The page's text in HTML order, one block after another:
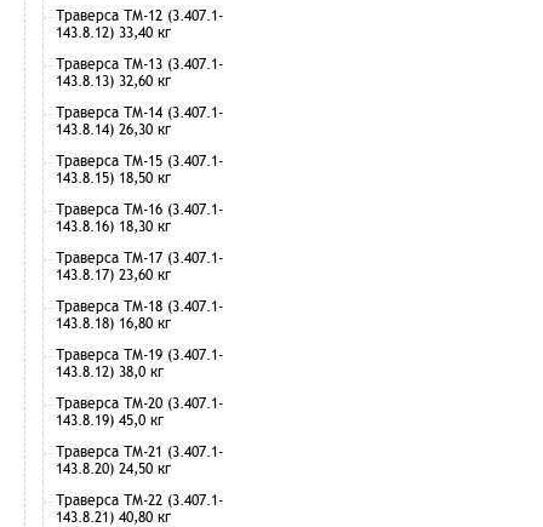
Траверса ТМ-12 (3.407.1-
143.8.12) 33,40 кг
Траверса ТМ-13 (3.407.1-
143.8.13) 32,60 кг
Траверса ТМ-14 (3.407.1-
143.8.14) 26,30 кг
Траверса ТМ-15 (3.407.1-
143.8.15) 18,50 кг
Траверса ТМ-16 (3.407.1-
143.8.16) 18,30 кг
Траверса ТМ-17 (3.407.1-
143.8.17) 23,60 кг
Траверса ТМ-18 (3.407.1-
143.8.18) 16,80 кг
Траверса ТМ-19 (3.407.1-
143.8.12) 38,0 кг
Траверса ТМ-20 (3.407.1-
143.8.19) 45,0 кг
Траверса ТМ-21 (3.407.1-
143.8.20) 24,50 кг
Траверса ТМ-22 (3.407.1-
143.8.21) 40,80 кг